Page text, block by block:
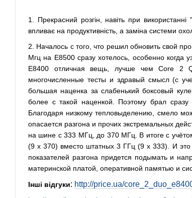
1. Прекрасний розгін, навіть при
впливає на продуктивність, а заміна системи
2. Началось с того, что решил обновить свой
Мгц на E8500 сразу хотелось, особенно когда
E8400 отличная вещь, лучше чем Core 2
многочисленные тесты и здравый смысл (с
большая наценка за слабенький боксовый
более с такой наценкой. Поэтому брал
Благодаря низкому тепловыделению, смело
опасается разгона и прочих экстремальных
на шине с 333 МГц, до 370 МГц. В итоге с
(9 х 370) вместо штатных 3 ГГц (9 х 333). И
показателей разгона придется подымать и
материнской платой, оперативной памятью и
Інші відгуки: http://price.ua/